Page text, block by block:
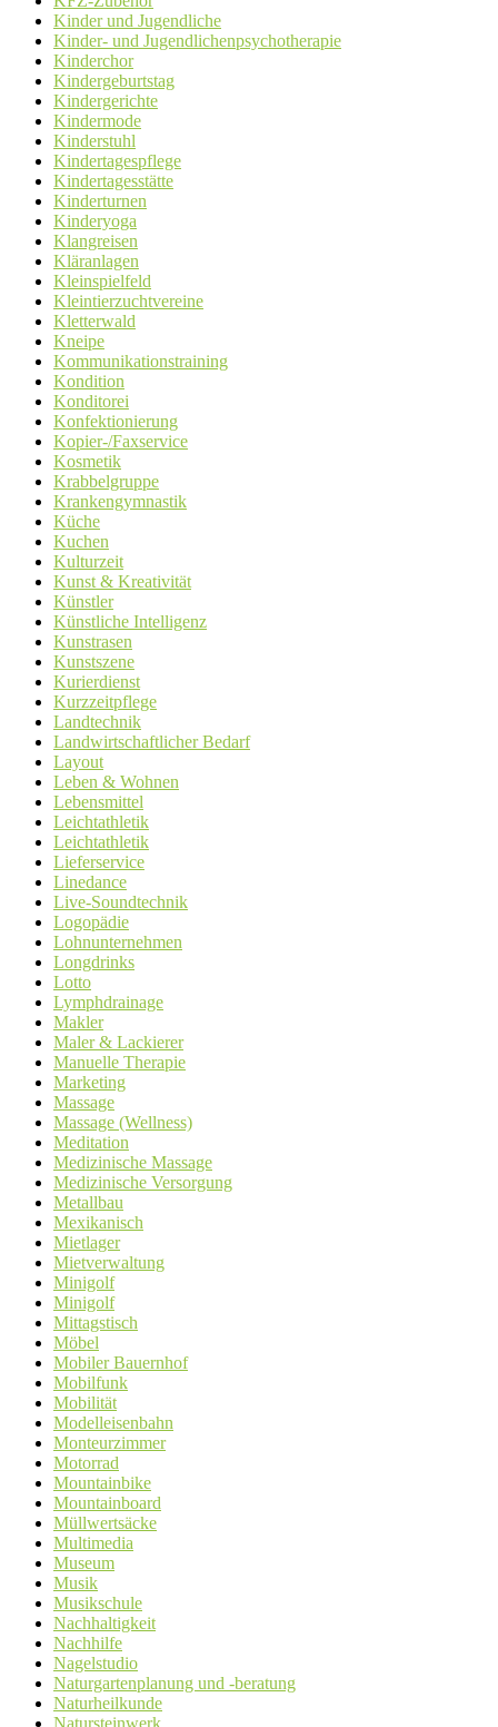
Kinder und Jugendliche
Kinder- und Jugendlichenpsychotherapie
Kinderchor
Kindergeburtstag
Kindergerichte
Kindermode
Kinderstuhl
Kindertagespflege
Kindertagesstätte
Kinderturnen
Kinderyoga
Klangreisen
Kläranlagen
Kleinspielfeld
Kleintierzuchtvereine
Kletterwald
Kneipe
Kommunikationstraining
Kondition
Konditorei
Konfektionierung
Kopier-/Faxservice
Kosmetik
Krabbelgruppe
Krankengymnastik
Küche
Kuchen
Kulturzeit
Kunst & Kreativität
Künstler
Künstliche Intelligenz
Kunstrasen
Kunstszene
Kurierdienst
Kurzzeitpflege
Landtechnik
Landwirtschaftlicher Bedarf
Layout
Leben & Wohnen
Lebensmittel
Leichtathletik
Leichtathletik
Lieferservice
Linedance
Live-Soundtechnik
Logopädie
Lohnunternehmen
Longdrinks
Lotto
Lymphdrainage
Makler
Maler & Lackierer
Manuelle Therapie
Marketing
Massage
Massage (Wellness)
Meditation
Medizinische Massage
Medizinische Versorgung
Metallbau
Mexikanisch
Mietlager
Mietverwaltung
Minigolf
Minigolf
Mittagstisch
Möbel
Mobiler Bauernhof
Mobilfunk
Mobilität
Modelleisenbahn
Monteurzimmer
Motorrad
Mountainbike
Mountainboard
Müllwertsäcke
Multimedia
Museum
Musik
Musikschule
Nachhaltigkeit
Nachhilfe
Nagelstudio
Naturgartenplanung und -beratung
Naturheilkunde
Natursteinwerk